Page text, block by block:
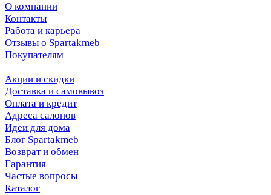
О компании
Контакты
Работа и карьера
Отзывы о Spartakmeb
Покупателям
Акции и скидки
Доставка и самовывоз
Оплата и кредит
Адреса салонов
Идеи для дома
Блог Spartakmeb
Возврат и обмен
Гарантия
Частые вопросы
Каталог